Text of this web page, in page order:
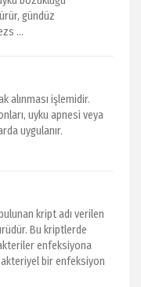
gündüz
...
alınması işlemidir.
uyku apnesi veya
uygulanır.
kript adı verilen
Bu kriptlerde
enfeksiyona
bir enfeksiyon